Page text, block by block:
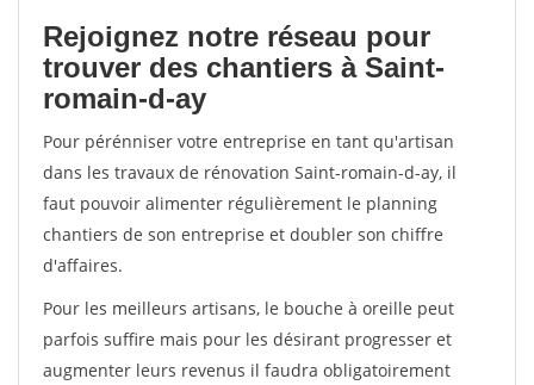
Rejoignez notre réseau pour
trouver des chantiers à Saint-
romain-d-ay
Pour pérénniser votre entreprise en tant qu'artisan
dans les travaux de rénovation Saint-romain-d-ay, il
faut pouvoir alimenter régulièrement le planning
chantiers de son entreprise et doubler son chiffre
d'affaires.
Pour les meilleurs artisans, le bouche à oreille peut
parfois suffire mais pour les désirant progresser et
augmenter leurs revenus il faudra obligatoirement